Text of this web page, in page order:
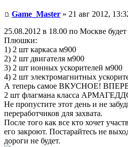
Game_Master » 21 авг 2012,
25.08.2012 в 18.00 по Москве
Плюшки:
1) 2 шт каркаса м900
2) 2 шт двигателя м900
3) 2 шт ионных ускорителей м900
4) 2 шт электромагнитных
А теперь самое ВКУСНОЕ!
2 шт флагмана класса
Не пропустите этот день и не
переработчиков для захвата.
После того как все кто хочет
его закроют. Постарайтесь не
дороги не будет.